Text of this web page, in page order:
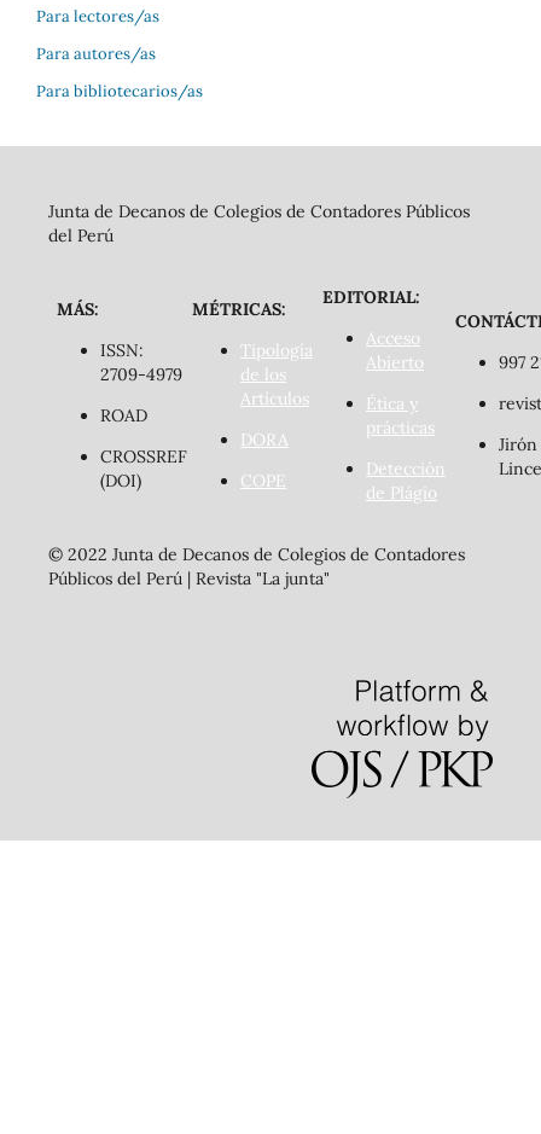
Para lectores/as
Para autores/as
Para bibliotecarios/as
Junta de Decanos de Colegios de Contadores Públicos
del Perú
MÁS:
ISSN:
2709-4979
ROAD
CROSSREF
(DOI)
MÉTRICAS:
Tipología
de los
Artículos
DORA
COPE
EDITORIAL:
Acceso
Abierto
Ética y
prácticas
Detección
de Plágio
997
Jirón
© 2022 Junta de Decanos de Colegios de Contadores
Públicos del Perú | Revista "La junta"